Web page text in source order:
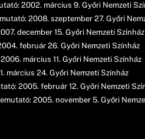
2002. március 9. Győri Nemzeti
2008. szeptember 27. Győri
december 15. Győri Nemzeti Színház
február 26. Győri Nemzeti Színház
március 11. Győri Nemzeti Színház
március 24. Győri Nemzeti Színház
2005. február 12. Győri Nemzeti
2005. november 5. Győri